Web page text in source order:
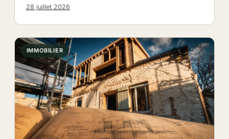
28 juillet 2026
raisons de confier l’installation à un…
IMMOBILIER